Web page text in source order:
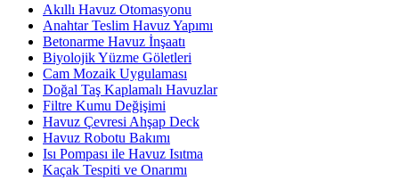
Akıllı Havuz Otomasyonu
Anahtar Teslim Havuz Yapımı
Betonarme Havuz İnşaatı
Biyolojik Yüzme Göletleri
Cam Mozaik Uygulaması
Doğal Taş Kaplamalı Havuzlar
Filtre Kumu Değişimi
Havuz Çevresi Ahşap Deck
Havuz Robotu Bakımı
Isı Pompası ile Havuz Isıtma
Kaçak Tespiti ve Onarımı